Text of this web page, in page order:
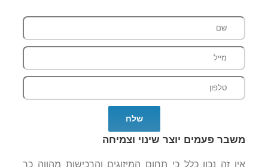
משבר פעמים יוצר שינוי וצמיחה
אין זה נכון כלל כי תחום המיזוגים והרכישות מהווה כר